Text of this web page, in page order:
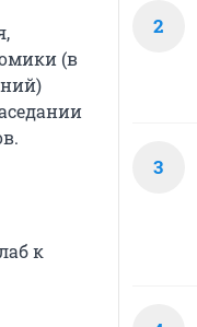
(в
к
2
3